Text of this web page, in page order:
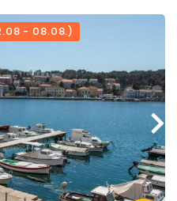
- 08.08.)